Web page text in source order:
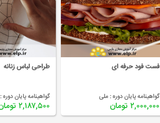
فست فود حرفه ای
گواهینامه پایان دوره :ملی
۲,۰۰۰,۰۰۰ تومان
طراحی لباس زنانه
گواهینامه پایان دوره :
۲,۱۸۷,۵۰۰ تومان